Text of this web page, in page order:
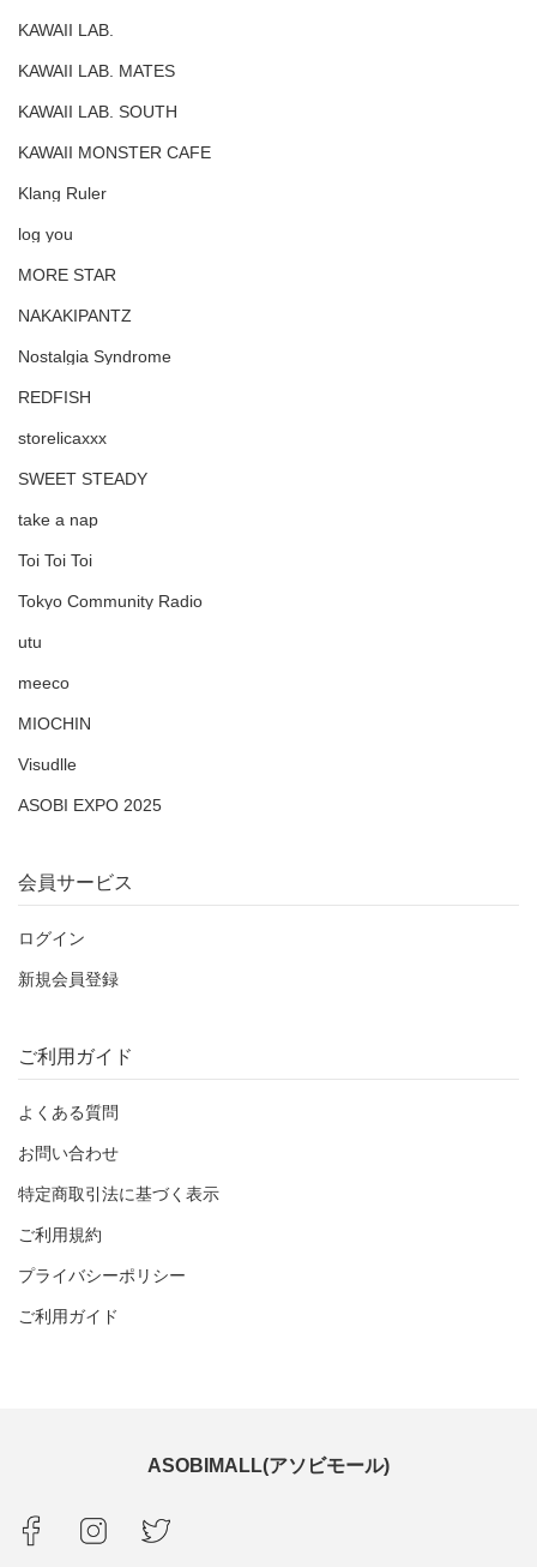
KAWAII LAB.
KAWAII LAB. MATES
KAWAII LAB. SOUTH
KAWAII MONSTER CAFE
Klang Ruler
log you
MORE STAR
NAKAKIPANTZ
Nostalgia Syndrome
REDFISH
storelicaxxx
SWEET STEADY
take a nap
Toi Toi Toi
Tokyo Community Radio
utu
meeco
MIOCHIN
Visudlle
ASOBI EXPO 2025
会員サービス
ログイン
新規会員登録
ご利用ガイド
よくある質問
お問い合わせ
特定商取引法に基づく表示
ご利用規約
プライバシーポリシー
ご利用ガイド
ASOBIMALL(アソビモール)